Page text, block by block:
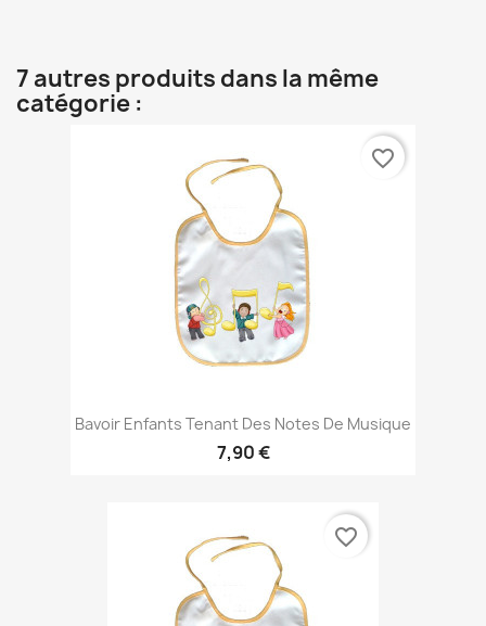
7 autres produits dans la même
catégorie :
Bavoir Enfants Tenant Des Notes De Musique
7,90 €
favorite_border
favorite_border